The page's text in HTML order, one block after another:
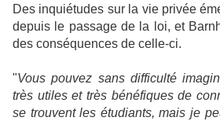
Des inquiétudes sur la vie privée
depuis le passage de la loi, et
des conséquences de celle-ci.
"Vous pouvez sans difficulté
très utiles et très bénéfiques de
se trouvent les étudiants, mais je